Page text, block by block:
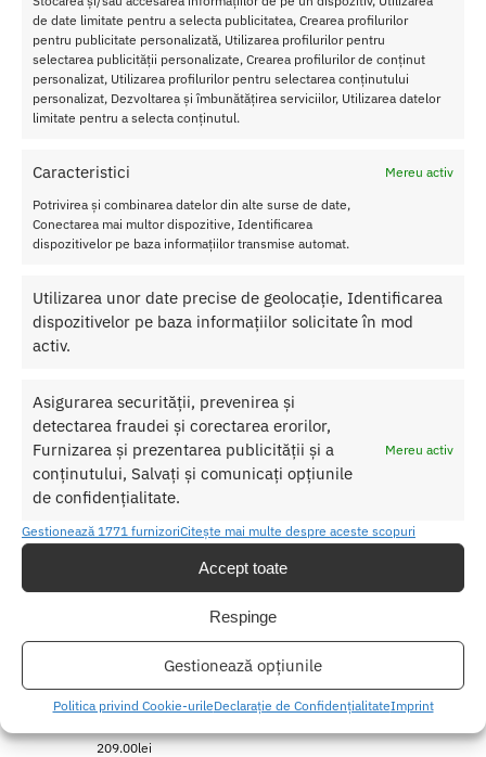
de date limitate pentru a selecta publicitatea, Crearea profilurilor
pentru publicitate personalizată, Utilizarea profilurilor pentru
selectarea publicității personalizate, Crearea profilurilor de conținut
personalizat, Utilizarea profilurilor pentru selectarea conținutului
personalizat, Dezvoltarea și îmbunătățirea serviciilor, Utilizarea datelor
limitate pentru a selecta conținutul.
Caracteristici
Mereu activ
Potrivirea și combinarea datelor din alte surse de date,
Conectarea mai multor dispozitive, Identificarea
dispozitivelor pe baza informațiilor transmise automat.
Utilizarea unor date precise de geolocație, Identificarea
dispozitivelor pe baza informațiilor solicitate în mod
activ.
Asigurarea securității, prevenirea și
detectarea fraudei și corectarea erorilor,
Furnizarea și prezentarea publicității și a
conținutului, Salvați și comunicați opțiunile
de confidențialitate.
Mereu activ
Gestionează 1771 furnizoriCitește mai multe despre aceste scopuri
Accept toate
Respinge
Gestionează opțiunile
Politica privind Cookie-urileDeclarație de ConfidențialitateImprint
Renegade Universal
37.00 lei
Edge Basic Retail
550.00 lei
Pompa Sani Pretty Love Fantasy
209.00lei
Pompa Marire Penis Bang Bang